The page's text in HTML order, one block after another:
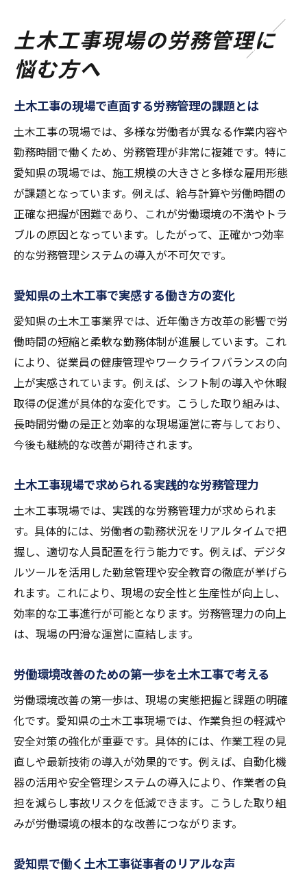
考える
愛知県で働く土木工事従事者のリアルな声
土木工事業界における働き方改革の動向
現場で進む土木工事の労働時間短縮の工夫
愛知県の土木工事で実現する柔軟な働き方
土木工事現場でのワークライフバランス実
践例
働き方改革が土木工事に与える影響を探る
労務環境改善を目指すための実践策
善法
労働環境を変える土木工事現場の工夫ポイ
ント
愛知県の土木工事で注目される安全対策と
は
現場の声を活かした土木工事労務管理の実
際
土木工事における働きやすい環境の作り方
施工管理経験が活きる土木工事の労務管理
手法
土木工事で培った現場経験を管理に活かす
方法
施工管理と労務管理の相乗効果を引き出す
工夫
現場管理経験者が語る土木工事の課題解決
土木工事現場で求められるリーダーシップ
転職やキャリアアップに役立つ情報
土木工事の現場経験を転職に活かす方法
愛知県で土木工事職のキャリアアップを目
指す
転職活動時に知っておきたい土木工事の魅
力
キャリア形成に役立つ土木工事の資格情報
土木工事現場の労務管理に
悩む方へ
土木工事の現場で直面する労務管理の課題とは
土木工事の現場では、多様な労働者が異なる作業内容や
勤務時間で働くため、労務管理が非常に複雑です。特に
愛知県の現場では、施工規模の大きさと多様な雇用形態
が課題となっています。例えば、給与計算や労働時間の
正確な把握が困難であり、これが労働環境の不満やトラ
ブルの原因となっています。したがって、正確かつ効率
的な労務管理システムの導入が不可欠です。
愛知県の土木工事で実感する働き方の変化
愛知県の土木工事業界では、近年働き方改革の影響で労
働時間の短縮と柔軟な勤務体制が進展しています。これ
により、従業員の健康管理やワークライフバランスの向
上が実感されています。例えば、シフト制の導入や休暇
取得の促進が具体的な変化です。こうした取り組みは、
長時間労働の是正と効率的な現場運営に寄与しており、
今後も継続的な改善が期待されます。
土木工事現場で求められる実践的な労務管理力
土木工事現場では、実践的な労務管理力が求められま
す。具体的には、労働者の勤務状況をリアルタイムで把
握し、適切な人員配置を行う能力です。例えば、デジタ
ルツールを活用した勤怠管理や安全教育の徹底が挙げら
れます。これにより、現場の安全性と生産性が向上し、
効率的な工事進行が可能となります。労務管理力の向上
は、現場の円滑な運営に直結します。
労働環境改善のための第一歩を土木工事で考える
労働環境改善の第一歩は、現場の実態把握と課題の明確
化です。愛知県の土木工事現場では、作業負担の軽減や
安全対策の強化が重要です。具体的には、作業工程の見
直しや最新技術の導入が効果的です。例えば、自動化機
器の活用や安全管理システムの導入により、作業者の負
担を減らし事故リスクを低減できます。こうした取り組
みが労働環境の根本的な改善につながります。
愛知県で働く土木工事従事者のリアルな声